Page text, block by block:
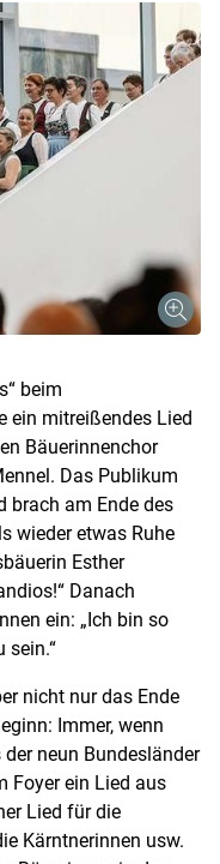
beim
ein mitreißendes Lied
Bäuerinnenchor
Das Publikum
brach am Ende des
wieder etwas Ruhe
Esther
Danach
ein: „Ich bin so
sein.“
nicht nur das Ende
Immer, wenn
neun Bundesländer
Foyer ein Lied aus
Lied für die
Kärntnerinnen usw.